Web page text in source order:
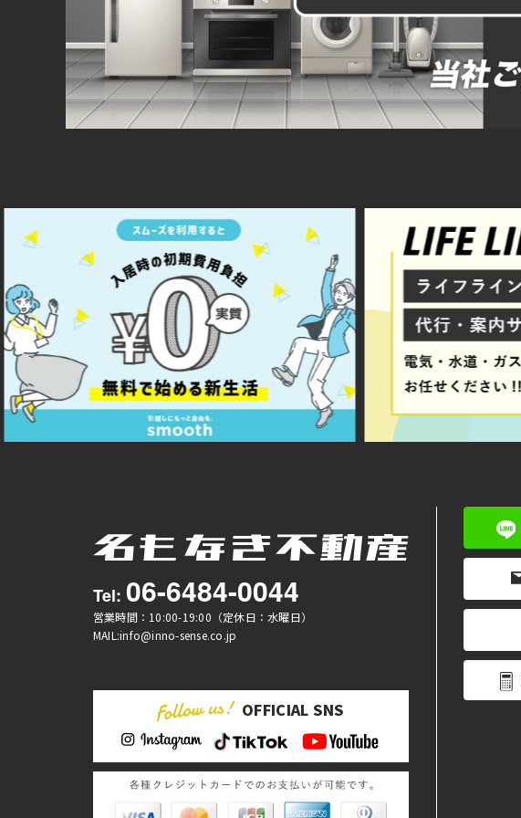
Tel: 06-6484-0044
営業時間：10:00-19:00（定休日：水曜日）
MAIL:info@inno-sense.co.jp
OFFICIAL SNS